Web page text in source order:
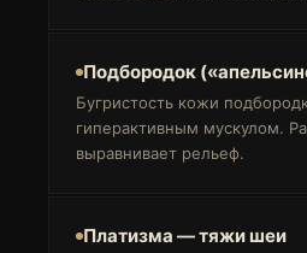
Подбородок
Бугристость кожи
гиперактивным мускулом.
выравнивает рельеф.
Платизма — тяжи шеи